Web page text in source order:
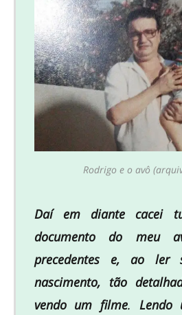
Rodrigo e o avô
Daí em diante cacei
documento do meu
precedentes e, ao ler
nascimento, tão
vendo um filme. Lendo